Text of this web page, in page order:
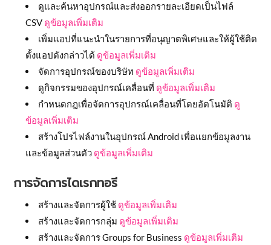
ดูและค้นหาอุปกรณ์และส่งออกรายละเอียดเป็นไฟล์
CSV ดูข้อมูลเพิ่มเติม
เพิ่มแอปที่แนะนำในรายการที่อนุญาตพิเศษและให้ผู้ใช้ติด
ตั้งแอปดังกล่าวได้ ดูข้อมูลเพิ่มเติม
จัดการอุปกรณ์ของบริษัท ดูข้อมูลเพิ่มเติม
ดูกิจกรรมของอุปกรณ์เคลื่อนที่ ดูข้อมูลเพิ่มเติม
กำหนดกฎเพื่อจัดการอุปกรณ์เคลื่อนที่โดยอัตโนมัติ ดู
ข้อมูลเพิ่มเติม
สร้างโปรไฟล์งานในอุปกรณ์ Android เพื่อแยกข้อมูลงาน
และข้อมูลส่วนตัว ดูข้อมูลเพิ่มเติม
การจัดการไดเรกทอรี
สร้างและจัดการผู้ใช้ ดูข้อมูลเพิ่มเติม
สร้างและจัดการกลุ่ม ดูข้อมูลเพิ่มเติม
สร้างและจัดการ Groups for Business ดูข้อมูลเพิ่มเติม